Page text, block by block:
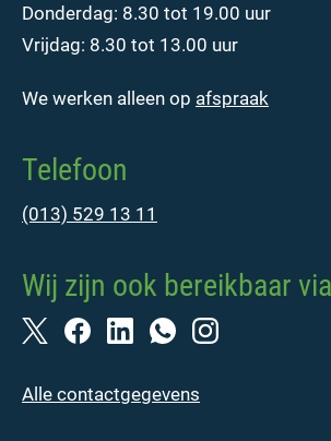
Donderdag: 8.30 tot 19.00 uur
Vrijdag: 8.30 tot 13.00 uur
We werken alleen op afspraak
Telefoon
(013) 529 13 11
Wij zijn ook bereikbaar via
Alle contactgegevens